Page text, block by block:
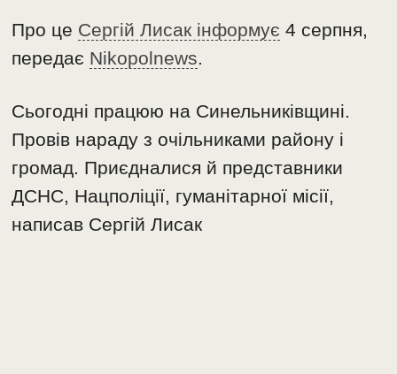
Про це Сергій Лисак інформує 4 серпня,
передає Nikopolnews.
Сьогодні працюю на Синельниківщині.
Провів нараду з очільниками району і
громад. Приєдналися й представники
ДСНС, Нацполіції, гуманітарної місії,
написав Сергій Лисак